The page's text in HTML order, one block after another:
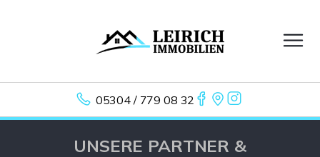
05304 / 779 08 32
UNSERE PARTNER &